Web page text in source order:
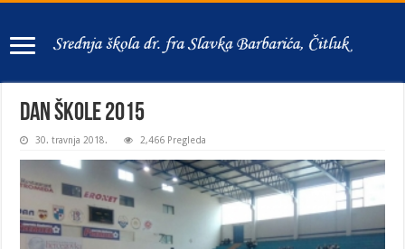
Dan škole 2015
30. travnja 2018. 2,466 Pregleda